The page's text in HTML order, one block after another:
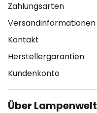
Zahlungsarten
Versandinformationen
Kontakt
Herstellergarantien
Kundenkonto
Über